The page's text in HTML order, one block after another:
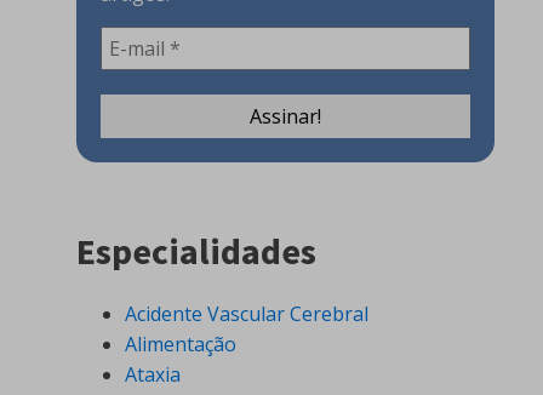
Especialidades
Acidente Vascular Cerebral
Alimentação
Ataxia